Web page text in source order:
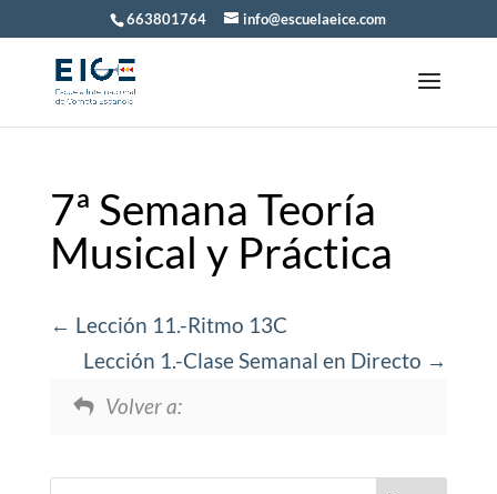
663801764 info@escuelaeice.com
7ª Semana Teoría
Musical y Práctica
Lección 11.-Ritmo 13C
Lección 1.-Clase Semanal en Directo
Volver a: